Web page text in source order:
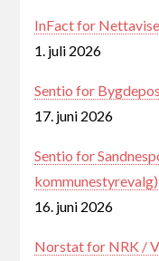
InFact for
1. juli 2026
Sentio for
17. juni 2026
Sentio for
kommunestyrevalg)
16. juni 2026
Norstat for NRK /